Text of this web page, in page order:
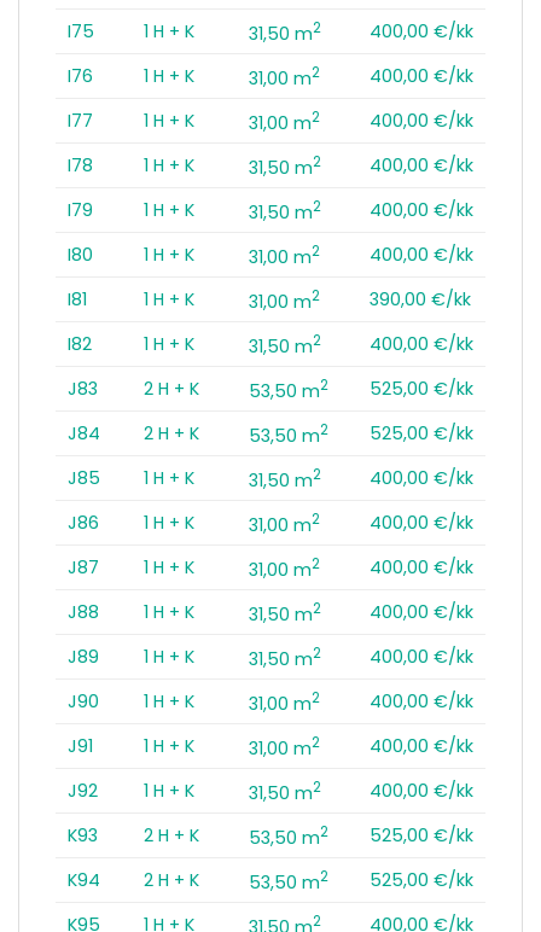
I75
1 H + K 31,50 m2
400,00 €/kk
I76
1 H + K 31,00 m2
400,00 €/kk
I77
1 H + K 31,00 m2
400,00 €/kk
I78
1 H + K 31,50 m2
400,00 €/kk
I79
1 H + K 31,50 m2
400,00 €/kk
I80
1 H + K 31,00 m2
400,00 €/kk
I81
1 H + K 31,00 m2
390,00 €/kk
I82
1 H + K 31,50 m2
400,00 €/kk
J83
2 H + K 53,50 m2
525,00 €/kk
J84
2 H + K 53,50 m2
525,00 €/kk
J85
1 H + K 31,50 m2
400,00 €/kk
J86
1 H + K 31,00 m2
400,00 €/kk
J87
1 H + K 31,00 m2
400,00 €/kk
J88
1 H + K 31,50 m2
400,00 €/kk
J89
1 H + K 31,50 m2
400,00 €/kk
J90
1 H + K 31,00 m2
400,00 €/kk
J91
1 H + K 31,00 m2
400,00 €/kk
J92
1 H + K 31,50 m2
400,00 €/kk
K93
2 H + K 53,50 m2
525,00 €/kk
K94
2 H + K 53,50 m2
525,00 €/kk
K95
1 H + K 31,50 m2
400,00 €/kk